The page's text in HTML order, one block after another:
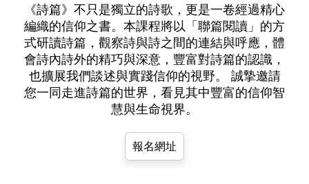
《詩篇》不只是獨立的詩歌，更是一卷經過精心
編織的信仰之書。本課程將以「聯篇閱讀」的方
式研讀詩篇，觀察詩與詩之間的連結與呼應，體
會詩內詩外的精巧與深意，豐富對詩篇的認識，
也擴展我們談述與實踐信仰的視野。 誠摯邀請
您一同走進詩篇的世界，看見其中豐富的信仰智
慧與生命視界。
報名網址